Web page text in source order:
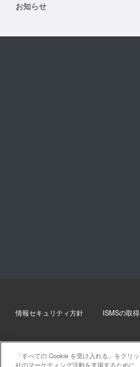
お知らせ
情報セキュリティ方針 ISMSの取
「すべての Cookie を受け入れる」をクリ
社のマーケティング活動を支援するために